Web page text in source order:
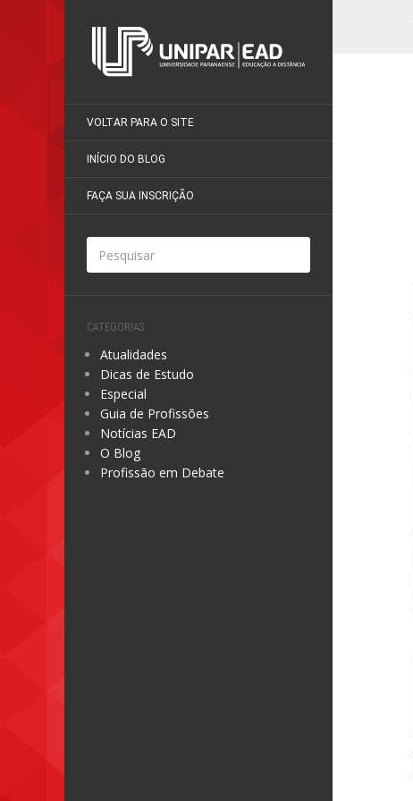
VOLTAR PARA O SITE
INÍCIO DO BLOG
FAÇA SUA INSCRIÇÃO
CATEGORIAS
Atualidades
Dicas de Estudo
Especial
Guia de Profissões
Notícias EAD
O Blog
Profissão em Debate